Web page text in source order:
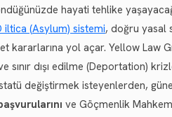
hayati tehlike
iltica (Asylum) sistemi, doğru yasal
kararlarına yol açar. Yellow Law
sınır dışı edilme (Deportation)
değiştirmek isteyenlerden,
ve Göçmenlik